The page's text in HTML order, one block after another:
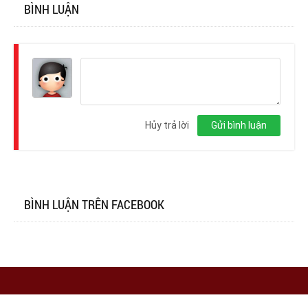
BÌNH LUẬN
Gửi bình luận
Hủy trả lời
BÌNH LUẬN TRÊN FACEBOOK